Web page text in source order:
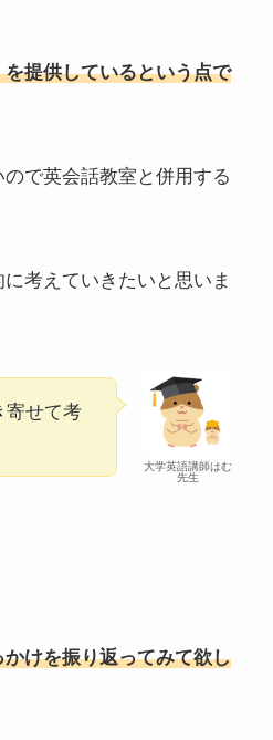
提供しているという点で
で英会話教室と併用する
に考えていきたいと思いま
大学英語講師はむ
先生
寄せて考
けを振り返ってみて欲し